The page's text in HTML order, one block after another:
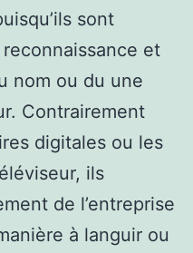
sont
et
nom ou du une
Contrairement
digitales ou les
ils
de l’entreprise
à languir ou